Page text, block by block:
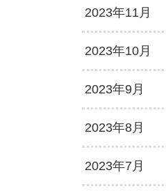
2023年11月
2023年10月
2023年9月
2023年8月
2023年7月